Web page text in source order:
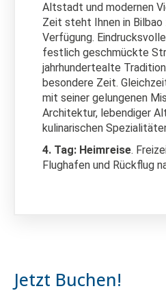
Altstadt und modernen
Zeit steht Ihnen in Bilbao
Verfügung.
festlich geschmückte
jahrhundertealte
besondere Zeit.
mit seiner gelungenen
Architektur, lebendiger
kulinarischen
4. Tag: Heimreise.
Flughafen und Rückflug
Jetzt Buchen!